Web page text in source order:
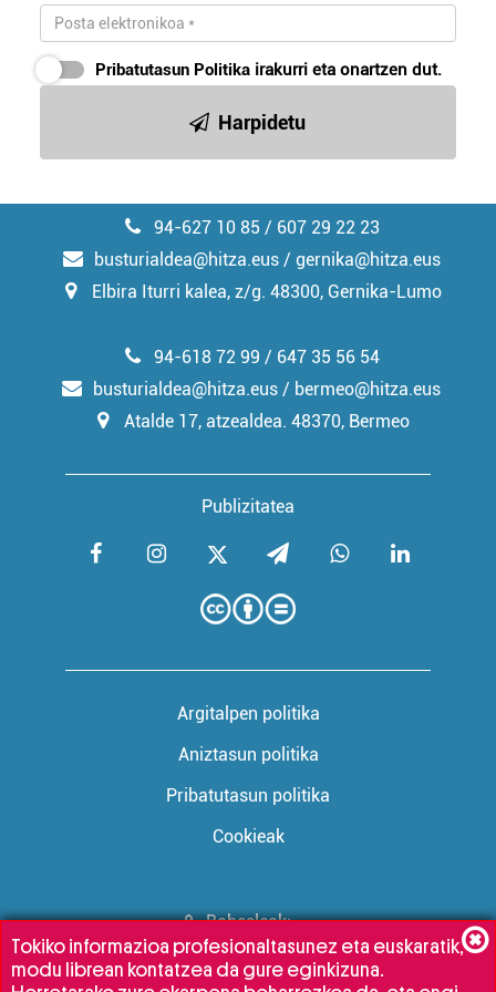
Pribatutasun Politika irakurri eta onartzen dut.
Harpidetu
94-627 10 85 / 607 29 22 23
busturialdea@hitza.eus / gernika@hitza.eus
Elbira Iturri kalea, z/g. 48300, Gernika-Lumo
Publizitatea
94-618 72 99 / 647 35 56 54
busturialdea@hitza.eus / bermeo@hitza.eus
Atalde 17, atzealdea. 48370, Bermeo
Argitalpen politika
Aniztasun politika
Pribatutasun politika
Cookieak
Babesleak:
Tokiko informazioa profesionaltasunez eta euskaratik,
modu librean kontatzea da gure eginkizuna.